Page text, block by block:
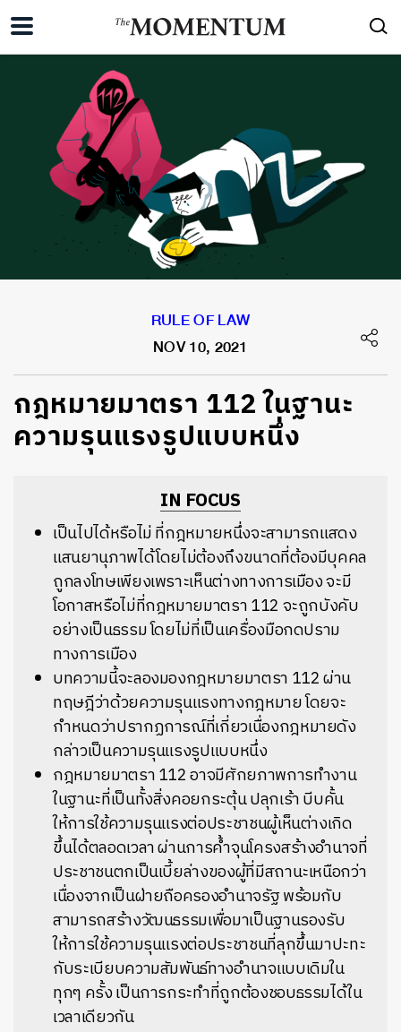
RULE OF LAW
NOV 10, 2021
กฎหมายมาตรา 112 ในฐานะ
ความรุนแรงรูปแบบหนึ่ง
IN FOCUS
เป็นไปได้หรือไม่ ที่กฎหมายหนึ่งจะสามารถแสดง
แสนยานุภาพได้โดยไม่ต้องถึงขนาดที่ต้องมีบุคคล
ถูกลงโทษเพียงเพราะเห็นต่างทางการเมือง จะมี
โอกาสหรือไม่ที่กฎหมายมาตรา 112 จะถูกบังคับ
อย่างเป็นธรรม โดยไม่ที่เป็นเครื่องมือกดปราม
ทางการเมือง
บทความนี้จะลองมองกฎหมายมาตรา 112 ผ่าน
ทฤษฎีว่าด้วยความรุนแรงทางกฎหมาย โดยจะ
กำหนดว่าปรากฏการณ์ที่เกี่ยวเนื่องกฎหมายดัง
กล่าวเป็นความรุนแรงรูปแบบหนึ่ง
กฎหมายมาตรา 112 อาจมีศักยภาพการทำงาน
ในฐานะที่เป็นทั้งสิ่งคอยกระตุ้น ปลุกเร้า บีบคั้น
ให้การใช้ความรุนแรงต่อประชาชนผู้เห็นต่างเกิด
ขึ้นได้ตลอดเวลา ผ่านการค้ำจุนโครงสร้างอำนาจที่
ประชาชนตกเป็นเบี้ยล่างของผู้ที่มีสถานะเหนือกว่า
เนื่องจากเป็นฝ่ายถือครองอำนาจรัฐ พร้อมกับ
สามารถสร้างวัฒนธรรมเพื่อมาเป็นฐานรองรับ
ให้การใช้ความรุนแรงต่อประชาชนที่ลุกขึ้นมาปะทะ
กับระเบียบความสัมพันธ์ทางอำนาจแบบเดิมใน
ทุกๆ ครั้ง เป็นการกระทำที่ถูกต้องชอบธรรมได้ใน
เวลาเดียวกัน